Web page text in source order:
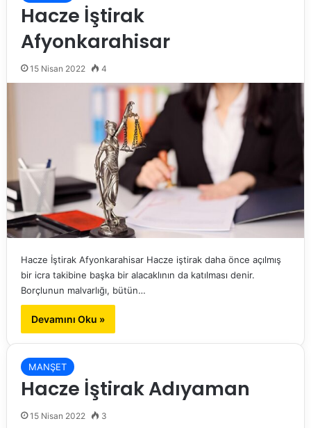
Hacze İştirak
Afyonkarahisar
15 Nisan 2022 4
Hacze İştirak Afyonkarahisar Hacze iştirak daha önce açılmış
bir icra takibine başka bir alacaklının da katılması denir.
Borçlunun malvarlığı, bütün…
Devamını Oku »
MANŞET
Hacze İştirak Adıyaman
15 Nisan 2022 3